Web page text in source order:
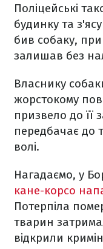
Поліцейські
будинку та
бив собаку,
залишав без
Власнику
жорстокому
призвело до її
передбачає до
волі.
Нагадаємо, у
кане-корсо
Потерпіла
тварин
відкрили